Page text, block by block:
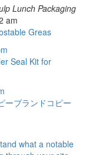
Lunch Packaging
am
Greas
Seal Kit for
ーブランドコピー
what a notable